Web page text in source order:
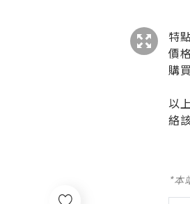
特
價
購
以
絡
*本